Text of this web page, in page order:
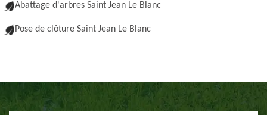
Abattage d'arbres Saint Jean Le Blanc
Pose de clôture Saint Jean Le Blanc